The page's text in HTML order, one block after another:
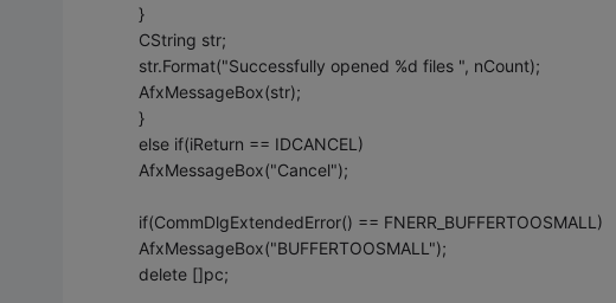
}
CString str;
str.Format("Successfully opened %d files ", nCount);
AfxMessageBox(str);
}
else if(iReturn == IDCANCEL)
AfxMessageBox("Cancel");
if(CommDlgExtendedError() == FNERR_BUFFERTOOSMALL)
AfxMessageBox("BUFFERTOOSMALL");
delete []pc;